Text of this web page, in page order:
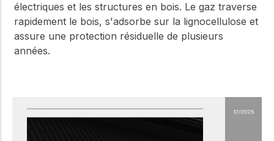
électriques et les structures en bois. Le gaz traverse
rapidement le bois, s'adsorbe sur la lignocellulose et
assure une protection résiduelle de plusieurs
années.